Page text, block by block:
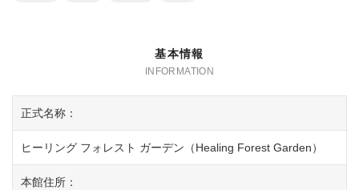
基本情報
正式名称：
ヒーリング フォレスト ガーデン（Healing Forest Garden）
本館住所：